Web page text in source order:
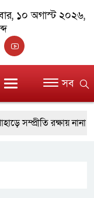
১০ অগাস্ট ২০২৬,
সব
সম্প্রীতি রক্ষায় নানা